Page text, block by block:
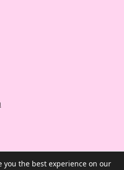
you the best experience on our